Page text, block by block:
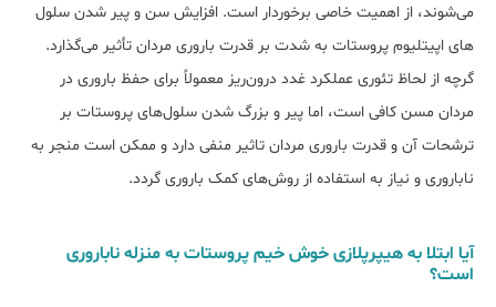
می‌شوند، از اهمیت خاصی برخوردار است. افزایش سن و پیر شدن سلول
های اپیتلیوم پروستات به شدت بر قدرت باروری مردان تأثیر می‌گذارد.
گر‌چه از لحاظ تئوری عملکرد غدد درون‌ریز معمولاً برای حفظ باروری در
مردان مسن کافی است، اما پیر و بزرگ شدن سلول‌های پروستات بر
ترشحات آن و قدرت باروری مردان تاثیر منفی دارد و ممکن است منجر به
ناباروری و نیاز به استفاده از روش‌های کمک باروری گردد.
آیا ابتلا به هیپرپلازی خوش خیم پروستات به منزله ناباروری
است؟